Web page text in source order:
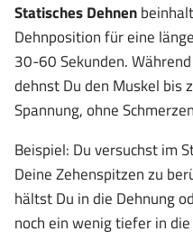
Statisches Dehnen
Dehnposition für eine
30-60 Sekunden.
dehnst Du den Muskel bis
Spannung, ohne
Beispiel: Du versuchst im
Deine Zehenspitzen zu
hältst Du in die Dehnung
noch ein wenig tiefer in